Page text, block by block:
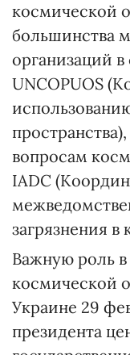
космической
большинства
организаций
UNCOPUOS
вопросам
IADC
загрязнения в
Важную роль в
космической
Украине 29
президента